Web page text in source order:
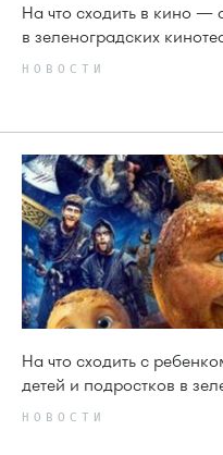
На что сходить в кино —
в зеленоградских
НОВОСТИ
На что сходить с
детей и подростков в
НОВОСТИ